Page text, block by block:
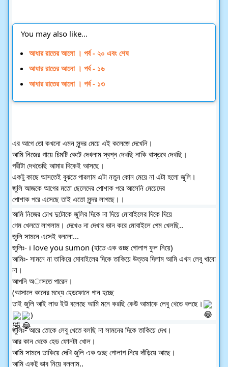
You may also like...
আধার রাতের আলো । পর্ব - ২০ এবং শেষ
আধার রাতের আলো । পর্ব - ১৬
আধার রাতের আলো । পর্ব - ১৩
এর আগে তো কখনো এমন সুন্দর মেয়ে এই কলেজে দেখেনি।
আমি নিজের গায়ে চিমটি কেটে দেখলাম স্বপ্ন দেখছি নাকি বাস্তবে দেখছি।
পরীটা দেখতেছি আমার দিকেই আসছে।
একটু কাছে আসতেই বুঝতে পারলাম এটা নতুন কোন মেয়ে না এটা হলো জুলি।
জুলি আজকে আগের মতো ছেলেদের পোশাক পরে আসেনি মেয়েদের
পোশাক পরে এসেছে তাই এতো সুন্দর লাগছে।।
আমি নিজের চোখ দুটোকে জুলির দিকে না দিয়ে মোবাইলের দিকে দিয়ে
গেম খেলতে লাগলাম। দেখেও না দেখার ভান করে মোবাইলে গেম খেলছি..
জুলি সামনে এসেই বললো...
জুলিঃ- i love you sumon (হাতে এক গুচ্ছ গোলাপ ফুল নিয়ে)
আমিঃ- সামনে না তাকিয়ে মোবাইলের দিকে তাকিয়ে উত্তর দিলাম আমি এখন লেবু খাবো
না।
আপনি অাসতে পারেন।
(আসালে কানের মধ্যে হেডফোনে গান হচ্ছে
তাই জুলি আই লাভ ইউ বলেছে আমি মনে করছি কেউ আমাকে লেবু খেতে বলছে।
)
জুলিঃ- আরে তোকে লেবু খেতে বলছি না সামনের দিকে তাকিয়ে দেখ।
আর কান থেকে হেড ফোনটা খোল।
আমি সামনে তাকিয়ে দেখি জুলি এক গুচ্ছ গোলাপ নিয়ে দাঁড়িয়ে আছে।
আমি একটু ভাব নিয়ে বললাম..